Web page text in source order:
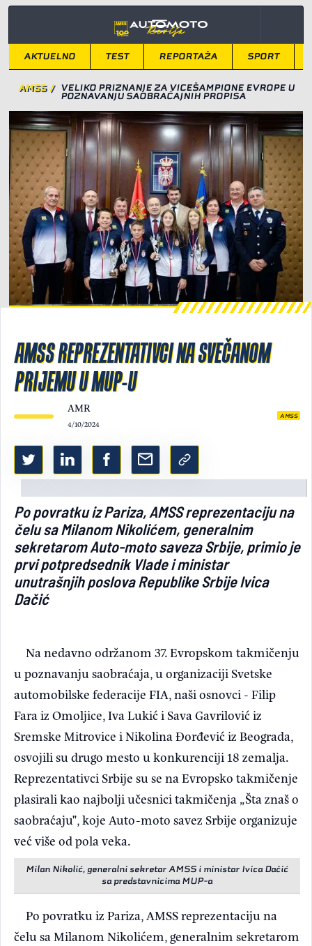
AKTUELNO TEST REPORTAŽA SPORT
AMSS / VELIKO PRIZNANJE ZA VICEŠAMPIONE EVROPE U
POZNAVANJU SAOBRAĆAJNIH PROPISA
AMSS REPREZENTATIVCI NA SVEČANOM
PRIJEMU U MUP-U
AMR
4/10/2024
AMSS
Po povratku iz Pariza, AMSS reprezentaciju na
čelu sa Milanom Nikolićem, generalnim
sekretarom Auto-moto saveza Srbije, primio je
prvi potpredsednik Vlade i ministar
unutrašnjih poslova Republike Srbije Ivica
Dačić
Na nedavno održanom 37. Evropskom takmičenju
u poznavanju saobraćaja, u organizaciji Svetske
automobilske federacije FIA, naši osnovci - Filip
Fara iz Omoljice, Iva Lukić i Sava Gavrilović iz
Sremske Mitrovice i Nikolina Đorđević iz Beograda,
osvojili su drugo mesto u konkurenciji 18 zemalja.
Reprezentativci Srbije su se na Evropsko takmičenje
plasirali kao najbolji učesnici takmičenja „Šta znaš o
saobraćaju", koje Auto-moto savez Srbije organizuje
već više od pola veka.
Milan Nikolić, generalni sekretar AMSS i ministar Ivica Dačić
sa predstavnicima MUP-a
Po povratku iz Pariza, AMSS reprezentaciju na
čelu sa Milanom Nikolićem, generalnim sekretarom